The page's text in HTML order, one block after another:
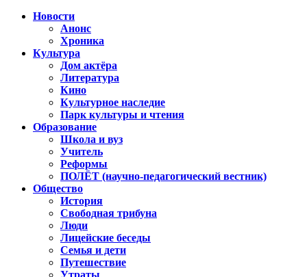
Новости
Анонс
Хроника
Культура
Дом актёра
Литература
Кино
Культурное наследие
Парк культуры и чтения
Образование
Школа и вуз
Учитель
Реформы
ПОЛЁТ (научно-педагогический вестник)
Общество
История
Свободная трибуна
Люди
Лицейские беседы
Семья и дети
Путешествие